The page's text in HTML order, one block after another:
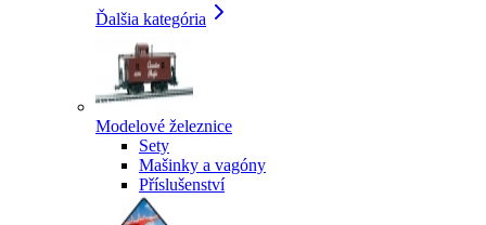
Ďalšia kategória
Modelové železnice
Sety
Mašinky a vagóny
Příslušenství